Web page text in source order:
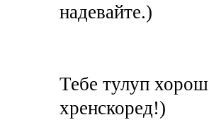
надевайте.)
Тебе тулуп
хренскоред!)